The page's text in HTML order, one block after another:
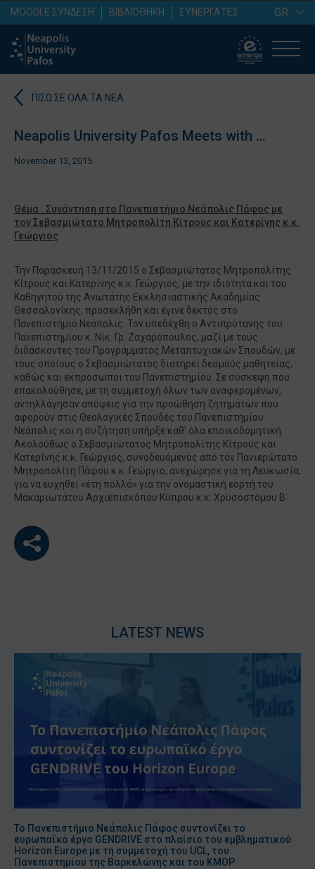
MOODLE ΣΥΝΔΕΣΗ ΒΙΒΛΙΟΘΗΚΗ ΣΥΝΕΡΓΑΤΕΣ GR
ΠΙΣΩ ΣΕ ΟΛΑ ΤΑ ΝΕΑ
Neapolis University Pafos Meets with …
November 13, 2015
Θέμα : Συνάντηση στο Πανεπιστήμιο Νεάπολις Πάφος με
τον Σεβασμιώτατο Μητροπολίτη Κίτρους και Κατερίνης κ.κ.
Γεώργιος
Την Παρασκευή 13/11/2015 ο Σεβασμιώτατος Μητροπολίτης
Κίτρους και Κατερίνης κ.κ. Γεώργιος, με την ιδιότητα και του
Καθηγητού της Ανωτάτης Εκκλησιαστικής Ακαδημίας
Θεσσαλονίκης, προσεκλήθη και έγινε δεκτός στο
Πανεπιστήμιο Νεάπολις. Τον υπεδέχθη ο Αντιπρύτανης του
Πανεπιστημίου κ. Νίκ. Γρ. Ζαχαρόπουλος, μαζί με τους
διδάσκοντες του Προγράμματος Μεταπτυχιακών Σπουδών, με
τους οποίους ο Σεβασμιώτατος διατηρεί δεσμούς μαθητείας,
καθώς και εκπρόσωποι του Πανεπιστημίου. Σε σύσκεψη που
επακολούθησε, με τη συμμετοχή όλων των αναφερομένων,
αντηλλάγησαν απόψεις για την προώθηση ζητημάτων που
αφορούν στις Θεολογικές Σπουδές του Πανεπιστημίου
Νεάπολις και η συζήτηση υπήρξε καθ’ όλα εποικοδομητική.
Ακολούθως ο Σεβασμιώτατος Μητροπολίτης Κίτρους και
Κατερίνης κ.κ. Γεώργιος, συνοδευόμενος από τον Πανιερώτατο
Μητροπολίτη Πάφου κ.κ. Γεώργιο, ανεχώρησε για τη Λευκωσία,
για να ευχηθεί «έτη πολλά» για την ονομαστική εορτή του
Μακαριωτάτου Αρχιεπισκόπου Κύπρου κ.κ. Χρυσοστόμου Β΄.
LATEST NEWS
Το Πανεπιστήμιο Νεάπολις Πάφος συντονίζει το
ευρωπαϊκό έργο GENDRIVE στο πλαίσιο του εμβληματικού
Horizon Europe με τη συμμετοχή του UCL, του
Πανεπιστημίου της Βαρκελώνης και του KMOP